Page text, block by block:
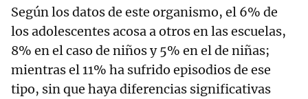
Según los datos de este organismo, el 6% de
los adolescentes acosa a otros en las escuelas,
8% en el caso de niños y 5% en el de niñas;
mientras el 11% ha sufrido episodios de ese
tipo, sin que haya diferencias significativas